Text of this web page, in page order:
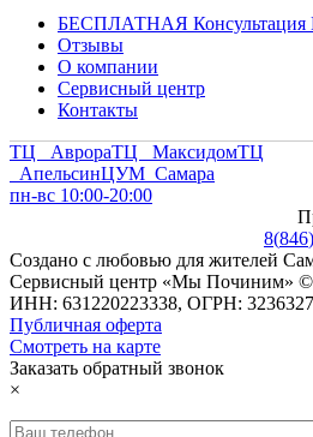
БЕСПЛАТНАЯ Консультация
Отзывы
О компании
Сервисный центр
Контакты
ТЦ АврораТЦ МаксидомТЦ
АпельсинЦУМ Самара
пн-вс 10:00-20:00
8(846)
Создано с любовью для жителей
Сервисный центр «Мы Починим» ©
ИНН: 631220223338, ОГРН:
Публичная оферта
Смотреть на карте
Заказать обратный звонок
×